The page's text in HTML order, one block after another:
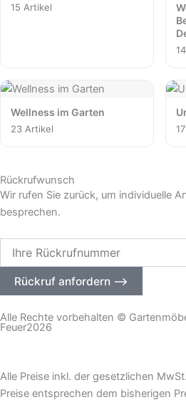
15 Artikel
Wellness im Garten
23 Artikel
Rückrufwunsch
Wir rufen Sie zurück, um individuelle
besprechen.
Rückrufnummer
Rückruf anfordern ⟶
Alle Rechte vorbehalten ©
Feuer2026
Alle Preise inkl. der gesetzlichen
Preise entsprechen dem bisherigen